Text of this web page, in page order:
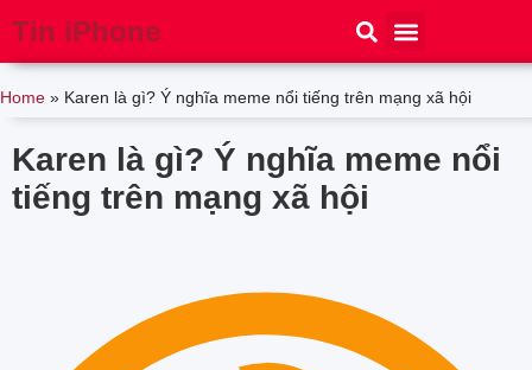
Tin iPhone
Home » Karen là gì? Ý nghĩa meme nổi tiếng trên mạng xã hội
Karen là gì? Ý nghĩa meme nổi
tiếng trên mạng xã hội